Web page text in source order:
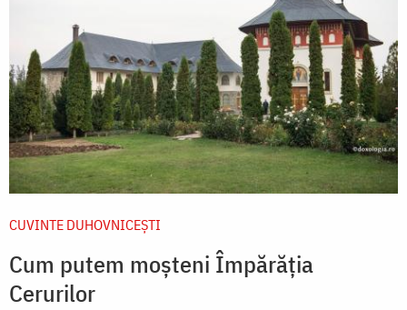
CUVINTE DUHOVNICEȘTI
Cum putem moșteni Împărăția
Cerurilor